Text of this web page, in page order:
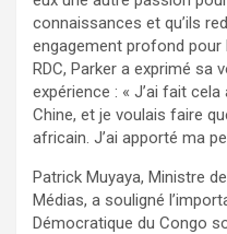
connaissances et qu’ils
engagement profond pour
RDC, Parker a exprimé sa
expérience : « J’ai fait
Chine, et je voulais faire
africain. J’ai apporté ma
Patrick Muyaya, Ministre
Médias, a souligné
Démocratique du Congo